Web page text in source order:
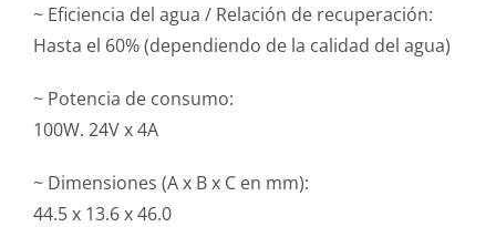
~ Eficiencia del agua / Relación de recuperación:
Hasta el 60% (dependiendo de la calidad del agua)
~ Potencia de consumo:
100W. 24V x 4A
~ Dimensiones (A x B x C en mm):
44.5 x 13.6 x 46.0